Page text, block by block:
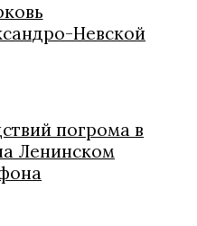
Невской
погрома в
Ленинском